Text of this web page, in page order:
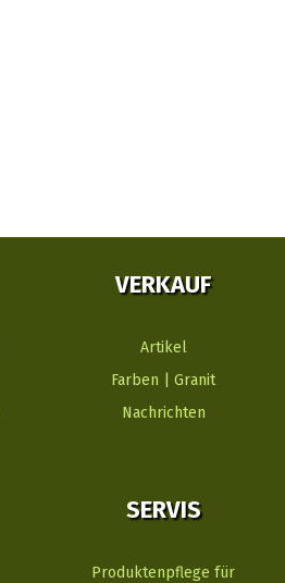
VERKAUF
Artikel
Farben | Granit
Nachrichten
SERVIS
Produktenpflege für